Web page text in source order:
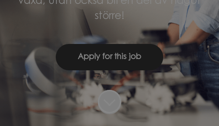
större!
Apply for this job